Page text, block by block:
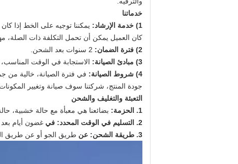
خدماتنا
1) خدمة الإرشاد:
يمكننا توجيه على الخط إذا كان
كان العميل يمكن أن تحمل التكلفة ذات الصلة،
2) فترة الضمان:
3) مبادئ الصيانة:
الاستجابة في الوقت
4) شروط الصيانة:
في فترة الصيانة، خالية من
جودة المنتج، شركتنا سوف صيانة وتغيير المكونات
التعبئة والتغليف والشحن
1. الحزمة:
بضائعنا هي معبأة مع حالة خشبية،
2. التسليم في الوقت المحدد: في
غضون أيام بعد
3. طريقة الشحن: عن
طريق الجو أو عن طريق